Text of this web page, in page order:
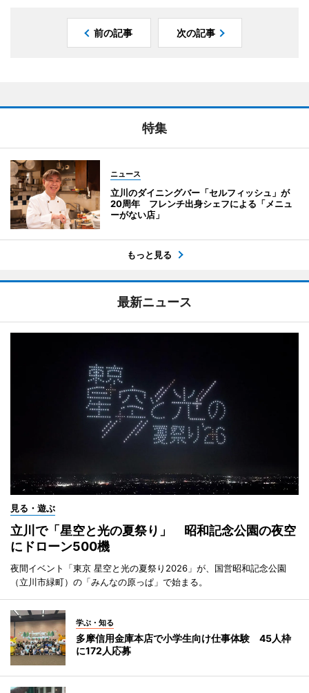
前の記事 次の記事
特集
ニュース
立川のダイニングバー「セルフィッシュ」が
20周年 フレンチ出身シェフによる「メニュ
ーがない店」
もっと見る
最新ニュース
見る・遊ぶ
立川で「星空と光の夏祭り」 昭和記念公園の夜空
にドローン500機
夜間イベント「東京 星空と光の夏祭り2026」が、国営昭和記念公園
（立川市緑町）の「みんなの原っぱ」で始まる。
学ぶ・知る
多摩信用金庫本店で小学生向け仕事体験 45人枠
に172人応募